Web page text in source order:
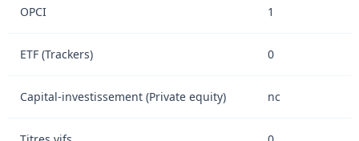
OPCI 1
ETF (Trackers) 0
Capital-investissement (Private equity) nc